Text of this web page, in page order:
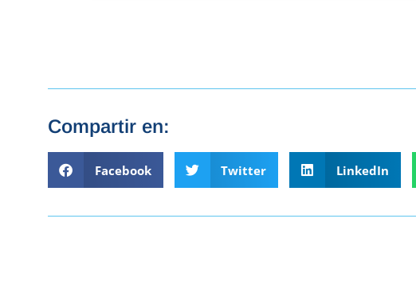
Compartir en:
Facebook Twitter LinkedIn